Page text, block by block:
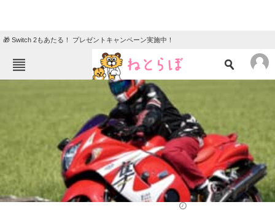
🎁 Switch 2もあたる！ プレゼントキャンペーン実施中！
ニュース
クイズ
グルメ 地域
教育・育児
動物 リサーチ